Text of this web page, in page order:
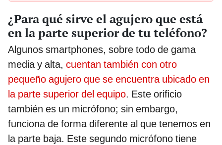
¿Para qué sirve el agujero que está
en la parte superior de tu teléfono?
Algunos smartphones, sobre todo de gama
media y alta, cuentan también con otro
pequeño agujero que se encuentra ubicado en
la parte superior del equipo. Este orificio
también es un micrófono; sin embargo,
funciona de forma diferente al que tenemos en
la parte baja. Este segundo micrófono tiene